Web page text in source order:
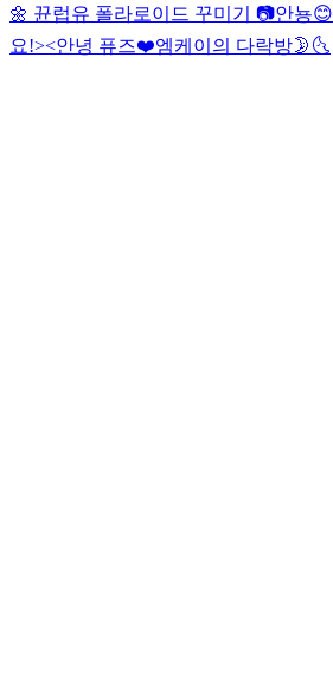
🌼 뀬럽유 폴라로이드 꾸미기 📷안뇽😊
요!><안녕 퓨즈❤️엠케이의 다락방🌛🌜